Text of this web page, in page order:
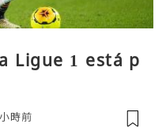
Ligue 1 está p
時前